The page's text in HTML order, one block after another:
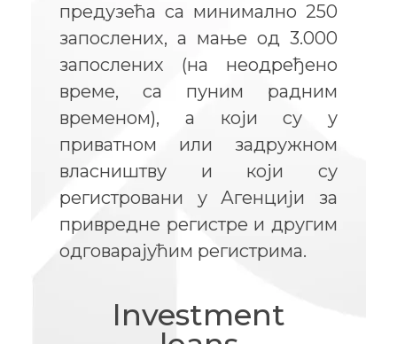
предузећа са минимално 250
запослених, а мање од 3.000
запослених (на неодређено
време, са пуним радним
временом), а који су у
приватном или задружном
власништву и који су
регистровани у Агенцији за
привредне регистре и другим
одговарајућим регистрима.
Investment